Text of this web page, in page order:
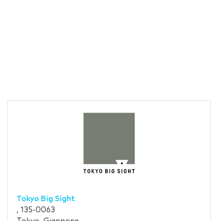
Tokyo Big Sight
, 135-0063